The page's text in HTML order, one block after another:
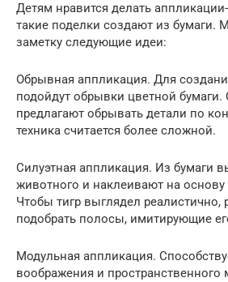
Детям нравится делать
такие поделки создают из бумаги.
заметку следующие идеи:
Обрывная аппликация. Для
подойдут обрывки цветной
предлагают обрывать детали по
техника считается более сложной.
Силуэтная аппликация. Из бумаги
животного и наклеивают на основу
Чтобы тигр выглядел реалистично,
подобрать полосы, имитирующие
Модульная аппликация.
воображения и